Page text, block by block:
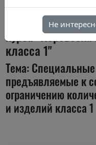
вопросы) по
курса
класса 1"
Тема: Специальные
предъявляемые к
ограничению
и изделий класса 1
Не